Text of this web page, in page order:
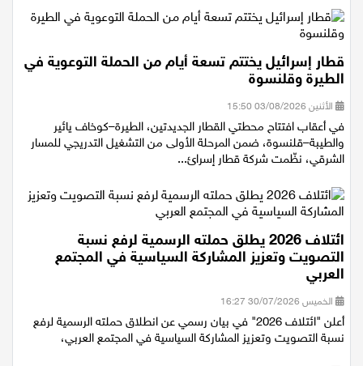
قطار إسرائيل يختتم تسعة أيام من الحملة التوعوية في
الطيرة وقلنسوة
الأثنين 03/08/2026 15:50
في أعقاب افتتاح محطتي القطار الجديدتين، الطيرة–كوخاف يائير
والطيبة–قلنسوة، ضمن المرحلة الأولى من التشغيل التدريجي للمسار
الشرقي، نظّمت شركة قطار إسرائ...
ائتلاف 2026 يطلق حملته الرسمية لرفع نسبة
التصويت وتعزيز المشاركة السياسية في المجتمع
العربي
الخميس 30/07/2026 16:27
أعلن "ائتلاف 2026" في بيان رسمي عن انطلاق حملته الرسمية لرفع
نسبة التصويت وتعزيز المشاركة السياسية في المجتمع العربي،